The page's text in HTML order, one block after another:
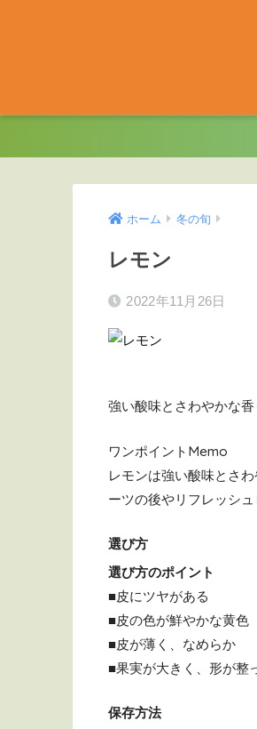
ホーム 冬の旬
レモン
2022年11月26日
強い酸味とさわやかな香
ワンポイントMemo
レモンは強い酸味とさ
ーツの後やリフレッシ
選び方
選び方のポイント
■皮にツヤがある
■皮の色が鮮やかな黄色
■皮が薄く、なめらか
■果実が大きく、形が整
保存方法